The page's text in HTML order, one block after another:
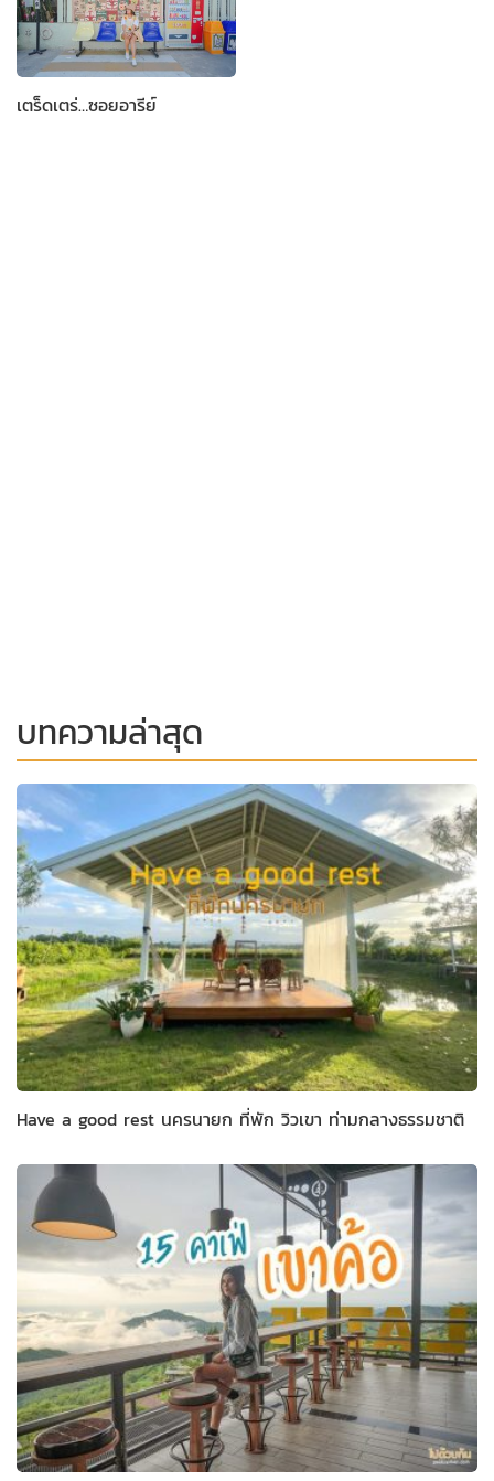
เตร็ดเตร่…ซอยอารีย์
บทความล่าสุด
Have a good rest นครนายก ที่พัก วิวเขา ท่ามกลางธรรมชาติ